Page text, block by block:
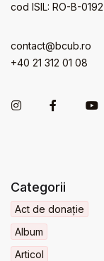
cod ISIL: RO-B-
contact@bcub.ro
+40 21 312 01 08
Categorii
Act de donație
Album
Articol